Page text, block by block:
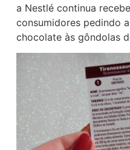
a Nestlé continua
consumidores pedindo
chocolate às gôndolas